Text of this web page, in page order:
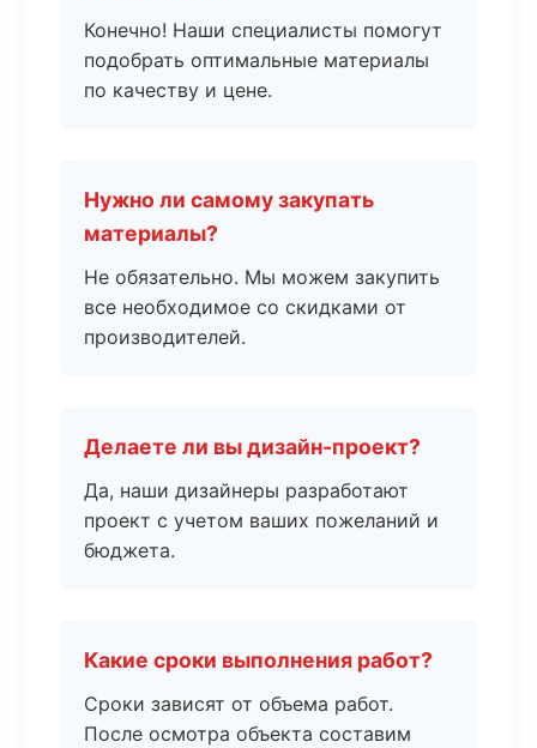
Конечно! Наши специалисты помогут
подобрать оптимальные материалы
по качеству и цене.
Нужно ли самому закупать
материалы?
Не обязательно. Мы можем закупить
все необходимое со скидками от
производителей.
Делаете ли вы дизайн-проект?
Да, наши дизайнеры разработают
проект с учетом ваших пожеланий и
бюджета.
Какие сроки выполнения работ?
Сроки зависят от объема работ.
После осмотра объекта составим